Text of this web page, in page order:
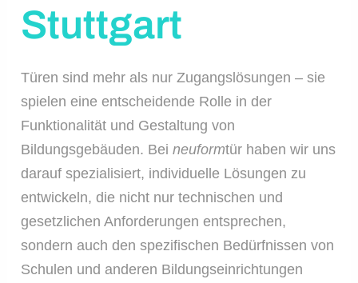
Stuttgart
Türen sind mehr als nur Zugangslösungen – sie
spielen eine entscheidende Rolle in der
Funktionalität und Gestaltung von
Bildungsgebäuden. Beineuformtür haben wir uns
darauf spezialisiert, individuelle Lösungen zu
entwickeln, die nicht nur technischen und
gesetzlichen Anforderungen entsprechen,
sondern auch den spezifischen Bedürfnissen von
Schulen und anderen Bildungseinrichtungen